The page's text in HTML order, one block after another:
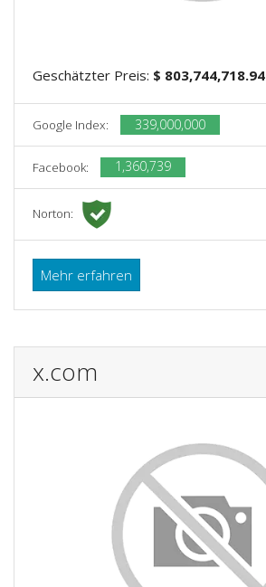
Geschätzter Preis: $ 803,744,718.94
Google Index: 339,000,000
Facebook: 1,360,739
Norton:
Mehr erfahren
x.com